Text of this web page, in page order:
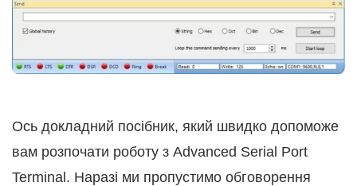
Ось докладний посібник, який швидко допоможе
вам розпочати роботу з Advanced Serial Port
Terminal. Наразі ми пропустимо обговорення